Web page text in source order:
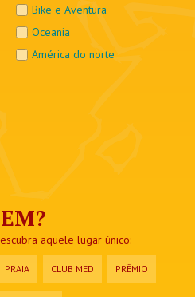
Bike e Aventura
Oceania
América do norte
aquele lugar único:
PRAIA CLUB MED PRÊMIO